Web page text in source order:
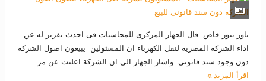
باور نيوز خاص قال الجهاز المركزى للمحاسبات فى احدث تقرير له عن
اداء الشركة المصرية لنقل الكهرباء ان المسئولين يبيعون اصول الشركة
دون وجود سند قانونى واشار الجهاز الى ان الشركة اعلنت عن مز...
اقرأ المزيد